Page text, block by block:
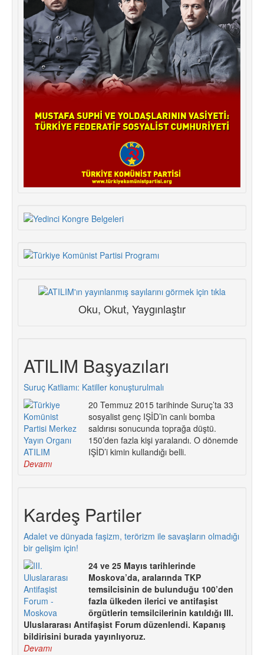
Oku, Okut, Yaygınlaştır
ATILIM Başyazıları
Suruç Katliamı: Katiller konuşturulmalı
20 Temmuz 2015 tarihinde Suruç’ta 33
sosyalist genç IŞİD’in canlı bomba
saldırısı sonucunda toprağa düştü.
150’den fazla kişi yaralandı. O dönemde
IŞİD’i kimin kullandığı belli.
Devamı
Kardeş Partiler
Adalet ve dünyada faşizm, terörizm ile savaşların olmadığı
bir gelişim için!
24 ve 25 Mayıs tarihlerinde
Moskova’da, aralarında TKP
temsilcisinin de bulunduğu 100’den
fazla ülkeden ilerici ve antifaşist
örgütlerin temsilcilerinin katıldığı III.
Uluslararası Antifaşist Forum düzenlendi. Kapanış
bildirisini burada yayınlıyoruz.
Devamı